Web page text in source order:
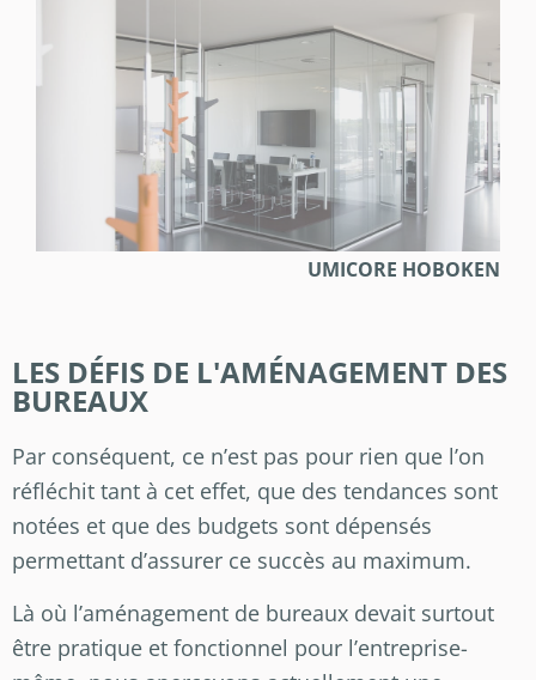
UMICORE HOBOKEN
LES DÉFIS DE L'AMÉNAGEMENT DES
BUREAUX
Par conséquent, ce n’est pas pour rien que l’on
réfléchit tant à cet effet, que des tendances sont
notées et que des budgets sont dépensés
permettant d’assurer ce succès au maximum.
Là où l’aménagement de bureaux devait surtout
être pratique et fonctionnel pour l’entreprise-